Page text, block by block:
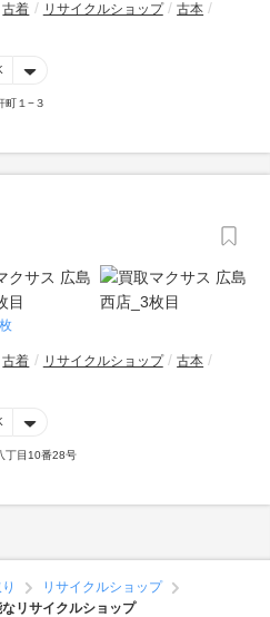
古着 リサイクルショップ
古本
町１−３
古着 リサイクルショップ
古本
丁目10番28号
リサイクルショップ
リサイクルショップ